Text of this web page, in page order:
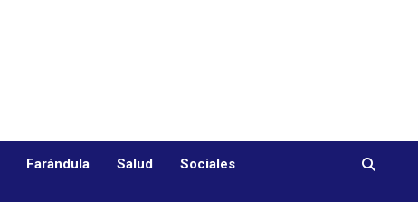
Farándula Salud Sociales